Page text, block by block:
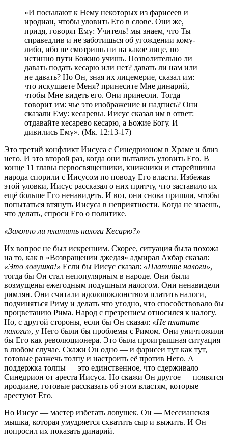
«И посылают к Нему некоторых из фарисеев и
иродиан, чтобы уловить Его в слове. Они же,
придя, говорят Ему: Учитель! мы знаем, что Ты
справедлив и не заботишься об угождении кому-
либо, ибо не смотришь ни на какое лице, но
истинно пути Божию учишь. Позволительно ли
давать подать кесарю или нет? давать ли нам или
не давать? Но Он, зная их лицемерие, сказал им:
что искушаете Меня? принесите Мне динарий,
чтобы Мне видеть его. Они принесли. Тогда
говорит им: чье это изображение и надпись? Они
сказали Ему: кесаревы. Иисус сказал им в ответ:
отдавайте кесарево кесарю, а Божие Богу. И
дивились Ему». (Мк. 12:13-17)
Это третий конфликт Иисуса с Синедрионом в Храме и близ
него. И это второй раз, когда они пытались уловить Его. В
конце 11 главы первосвященники, книжники и старейшины
народа спорили с Иисусом по поводу Его власти. Избежав
этой уловки, Иисус рассказал о них притчу, что заставило их
ещё больше Его ненавидеть. И вот, они снова пришли, чтобы
попытаться втянуть Иисуса в неприятности. Когда не знаешь,
что делать, спроси Его о политике.
«Законно ли платить налоги Кесарю?»
Их вопрос не был искренним. Скорее, ситуация была похожа
на то, как в «Возвращении джедая» адмирал Акбар сказал:
«Это ловушка!» Если бы Иисус сказал: «Платите налоги»,
тогда бы Он стал непопулярным в народе. Они были
возмущены ежегодным подушным налогом. Они ненавидели
римлян. Они считали идолопоклонством платить налоги,
подчиняться Риму и делать что угодно, что способствовало бы
процветанию Рима. Народ с презрением относился к налогу.
Но, с другой стороны, если бы Он сказал: «Не платите
налоги», у Него были бы проблемы с Римом. Они уничтожили
бы Его как революционера. Это была проигрышная ситуация
в любом случае. Скажи Он одно — и фарисеи тут как тут,
готовые разжечь толпу и настроить её против Него. А
поддержка толпы — это единственное, что сдерживало
Синедрион от ареста Иисуса. Но скажи Он другое — появятся
иродиане, готовые рассказать об этом властям, которые
арестуют Его.
Но Иисус — мастер избегать ловушек. Он — Мессианская
мышка, которая умудряется схватить сыр и выжить. И Он
попросил их показать динарий.